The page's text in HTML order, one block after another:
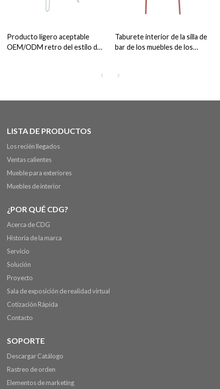
Producto ligero aceptable
OEM/ODM retro del estilo del
Taburete interior de la silla de
bar de los muebles de los
restaurante y de la barra
LISTA DE PRODUCTOS
Los recién llegados
Ventas calientes
Mueble para exteriores
Muebles de interior
¿POR QUÉ CDG?
Acerca de CDG
Historia de la marca
Servicio
Solución
Proyecto
Sala de exposición de realidad virtual
Cotización Rápida
Contacto
SOPORTE
Descargar Catálogo
Rastreo de orden
Elementos de marketing